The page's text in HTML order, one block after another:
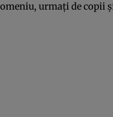
urmați de copii